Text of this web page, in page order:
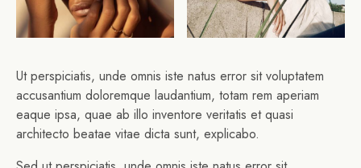
Ut perspiciatis, unde omnis iste natus error sit voluptatem
accusantium doloremque laudantium, totam rem aperiam
eaque ipsa, quae ab illo inventore veritatis et quasi
architecto beatae vitae dicta sunt, explicabo.